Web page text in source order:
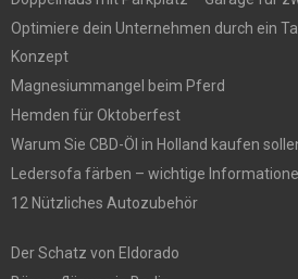
Optimiere dein Unternehmen durch ein
Konzept
Magnesiummangel beim Pferd
Hemden für Oktoberfest
Warum Sie CBD-Öl in Holland kaufen
Ledersofa färben – wichtige
12 Nützliches Autozubehör
Der Schatz von Eldorado